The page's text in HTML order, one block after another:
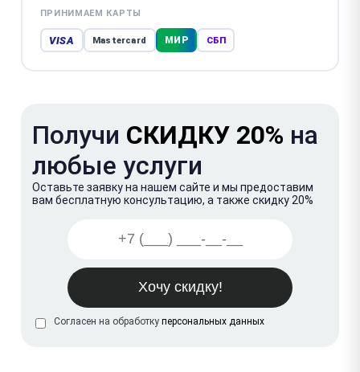
ПРИНИМАЕМ КАРТЫ
VISA Mastercard МИР СБП
Получи СКИДКУ 20% на
любые услуги
Оставьте заявку на нашем сайте и мы предоставим
вам бесплатную консультацию, а также скидку 20%
Согласен на обработку персональных данных